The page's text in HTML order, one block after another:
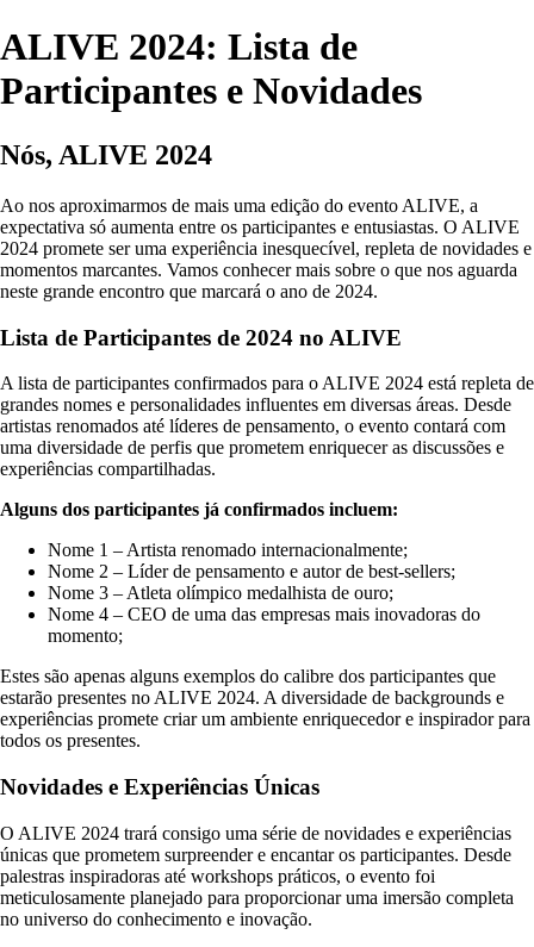
ALIVE 2024: Lista de
Participantes e Novidades
Nós, ALIVE 2024
Ao nos aproximarmos de mais uma edição do evento ALIVE, a
expectativa só aumenta entre os participantes e entusiastas. O ALIVE
2024 promete ser uma experiência inesquecível, repleta de novidades e
momentos marcantes. Vamos conhecer mais sobre o que nos aguarda
neste grande encontro que marcará o ano de 2024.
Lista de Participantes de 2024 no ALIVE
A lista de participantes confirmados para o ALIVE 2024 está repleta de
grandes nomes e personalidades influentes em diversas áreas. Desde
artistas renomados até líderes de pensamento, o evento contará com
uma diversidade de perfis que prometem enriquecer as discussões e
experiências compartilhadas.
Alguns dos participantes já confirmados incluem:
Nome 1 – Artista renomado internacionalmente;
Nome 2 – Líder de pensamento e autor de best-sellers;
Nome 3 – Atleta olímpico medalhista de ouro;
Nome 4 – CEO de uma das empresas mais inovadoras do
momento;
Estes são apenas alguns exemplos do calibre dos participantes que
estarão presentes no ALIVE 2024. A diversidade de backgrounds e
experiências promete criar um ambiente enriquecedor e inspirador para
todos os presentes.
Novidades e Experiências Únicas
O ALIVE 2024 trará consigo uma série de novidades e experiências
únicas que prometem surpreender e encantar os participantes. Desde
palestras inspiradoras até workshops práticos, o evento foi
meticulosamente planejado para proporcionar uma imersão completa
no universo do conhecimento e inovação.